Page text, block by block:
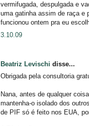
vermifugada, despulgada e
uma gatinha assim de raça e
funcionou ontem pra eu
3.10.09
Beatriz Levischi disse...
Obrigada pela consultoria
Nana, antes de qualquer
mantenha-o isolado dos
de PIF só é feito nos EUA,